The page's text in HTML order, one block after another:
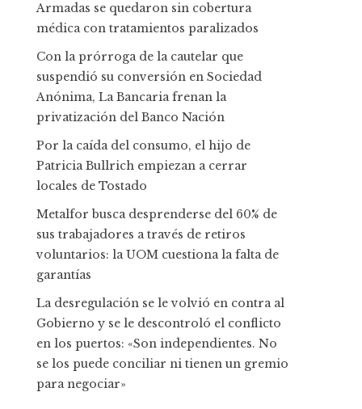
Armadas se quedaron sin cobertura
médica con tratamientos paralizados
Con la prórroga de la cautelar que
suspendió su conversión en Sociedad
Anónima, La Bancaria frenan la
privatización del Banco Nación
Por la caída del consumo, el hijo de
Patricia Bullrich empiezan a cerrar
locales de Tostado
Metalfor busca desprenderse del 60% de
sus trabajadores a través de retiros
voluntarios: la UOM cuestiona la falta de
garantías
La desregulación se le volvió en contra al
Gobierno y se le descontroló el conflicto
en los puertos: «Son independientes. No
se los puede conciliar ni tienen un gremio
para negociar»